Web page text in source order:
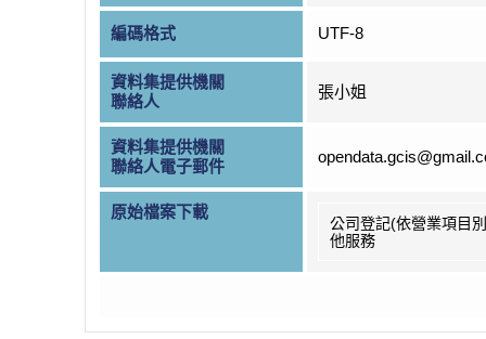
編碼格式 UTF-8
資料集提供機關
聯絡人
張小姐
資料集提供機關
聯絡人電子郵件
原始檔案下載
公司登記(依營業項目
他服務